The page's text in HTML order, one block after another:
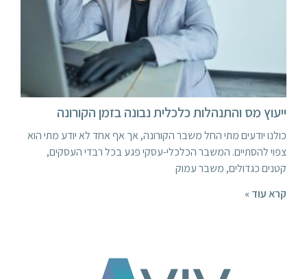
ייעוץ מס והתנהלות כלכלית נבונה בזמן הקורונה
כולנו יודעים מתי החל משבר הקורונה, אך אף אחד לא יודע מתי הוא
צפוי להסתיים. המשבר הכלכלי-עסקי פגע בכל רבדי העסקים,
קטנים כגדולים, משבר עמוק
קרא עוד »